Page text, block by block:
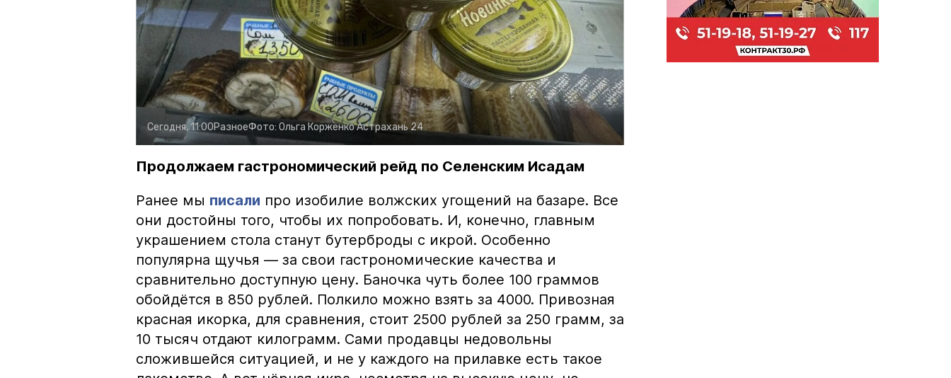
Сегодня, 11:00РазноеФото: Ольга КорженкоАстрахань 24
Продолжаем гастрономический рейд по Селенским Исадам
Ранее мы писали про изобилие волжских угощений на базаре. Все
они достойны того, чтобы их попробовать. И, конечно, главным
украшением стола станут бутерброды с икрой. Особенно
популярна щучья — за свои гастрономические качества и
сравнительно доступную цену. Баночка чуть более 100 граммов
обойдётся в 850 рублей. Полкило можно взять за 4000. Привозная
красная икорка, для сравнения, стоит 2500 рублей за 250 грамм, за
10 тысяч отдают килограмм. Сами продавцы недовольны
сложившейся ситуацией, и не у каждого на прилавке есть такое